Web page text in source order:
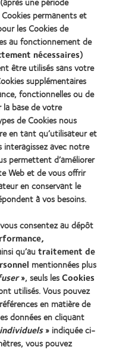
Year
(2013)
more
about
2011
Best
Factory
Awards
(2011)
Learn
more
about
2012
REBRAND
100®
Global
Award
(2012)
contact
permanents et
les Cookies de
au fonctionnement de
nécessaires)
être utilisés sans votre
supplémentaires
fonctionnelles ou de
base de votre
de Cookies nous
en tant qu’utilisateur et
avec notre
permettent d’améliorer
Web et de vous offrir
en conservant le
à vos besoins.
consentez au dépôt
qu’autraitement de
mentionnées plus
», seuls lesCookies
utilisés. Vous pouvez
en matière de
données en cliquant
» indiquée ci-
vous pouvez